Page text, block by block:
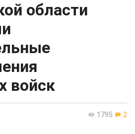
области
войск
1795 2